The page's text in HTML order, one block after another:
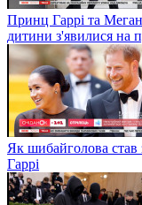
Принц Гаррі та
дитини з'явилися на
Як шибайголова став
Гаррі